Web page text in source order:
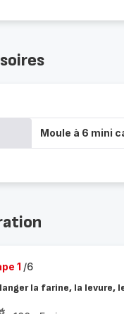
Moule à 6 mini
1 /6
la farine, la levure,